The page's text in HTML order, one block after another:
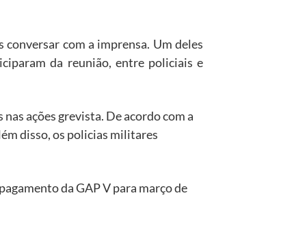
com a imprensa. Um deles
da reunião, entre policiais e
ações grevista. De acordo com a
disso, os policias militares
da GAP V para março de